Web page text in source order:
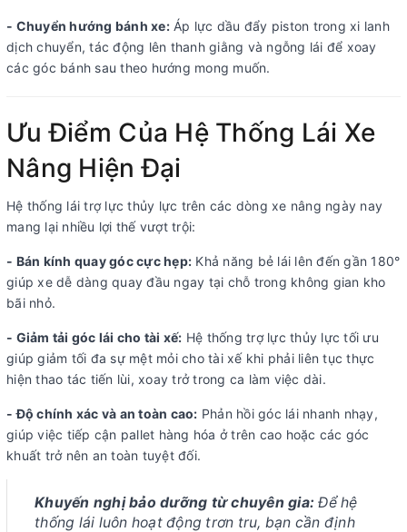
- Chuyển hướng bánh xe:Áp lực dầu đẩy piston trong xi lanh
dịch chuyển, tác động lên thanh giằng và ngỗng lái để xoay
các góc bánh sau theo hướng mong muốn.
Ưu Điểm Của Hệ Thống Lái Xe
Nâng Hiện Đại
Hệ thống lái trợ lực thủy lực trên các dòng xe nâng ngày nay
mang lại nhiều lợi thế vượt trội:
- Bán kính quay góc cực hẹp: Khả năng bẻ lái lên đến gần 180°
giúp xe dễ dàng quay đầu ngay tại chỗ trong không gian kho
bãi nhỏ.
- Giảm tải góc lái cho tài xế: Hệ thống trợ lực thủy lực tối ưu
giúp giảm tối đa sự mệt mỏi cho tài xế khi phải liên tục thực
hiện thao tác tiến lùi, xoay trở trong ca làm việc dài.
- Độ chính xác và an toàn cao: Phản hồi góc lái nhanh nhạy,
giúp việc tiếp cận pallet hàng hóa ở trên cao hoặc các góc
khuất trở nên an toàn tuyệt đối.
Khuyến nghị bảo dưỡng từ chuyên gia: Để hệ
thống lái luôn hoạt động trơn tru, bạn cần định